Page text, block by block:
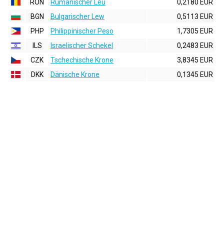
RON
Rumänischer Leu
0,2180 EUR
BGN
Bulgarischer Lew
0,5113 EUR
PHP
Philippinischer Peso
1,7305 EUR
ILS
Israelischer Schekel
0,2483 EUR
CZK
Tschechische Krone
3,8345 EUR
DKK
Dänische Krone 0,1345 EUR